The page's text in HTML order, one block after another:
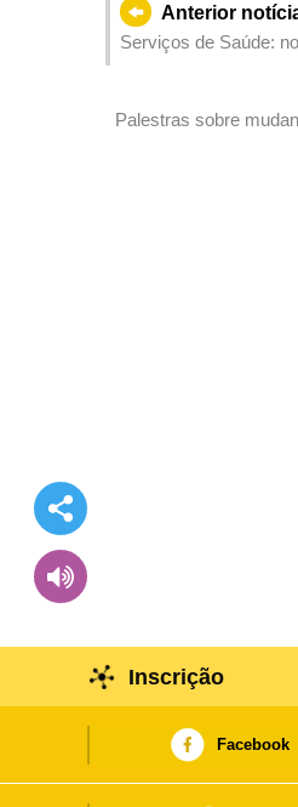
Anterior
Serviços de Saúde:
Inscrição
Facebook